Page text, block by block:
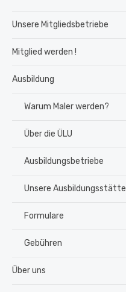
Unsere Mitgliedsbetriebe
Mitglied werden !
Ausbildung
Warum Maler werden?
Über die ÜLU
Ausbildungsbetriebe
Unsere Ausbildungsstätte
Formulare
Gebühren
Über uns